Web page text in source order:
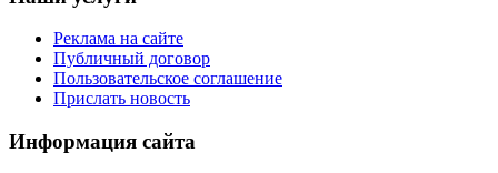
Реклама на сайте
Публичный договор
Пользовательское соглашение
Прислать новость
Информация сайта